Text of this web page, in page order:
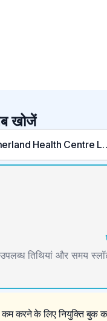
खोजें
उपलब्ध तिथियां और समय
करने के लिए नियुक्ति बुक